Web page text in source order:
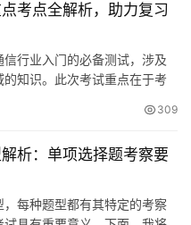
考点全解析，助力复习
行业入门的必备测试，涉及
知识。此次考试重点在于考
309
析：单项选择题考察要
每种题型都有其特定的考察